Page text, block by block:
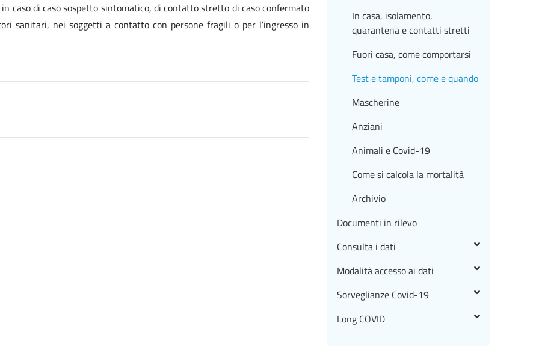
caso di caso sospetto sintomatico, di contatto stretto di caso confermato
sanitari, nei soggetti a contatto con persone fragili o per l’ingresso in
In casa, isolamento,
quarantena e contatti stretti
Fuori casa, come comportarsi
Test e tamponi, come e quando
Mascherine
Anziani
Animali e Covid-19
Come si calcola la mortalità
Archivio
Documenti in rilevo
Consulta i dati
Modalità accesso ai dati
Sorveglianze Covid-19
Long COVID